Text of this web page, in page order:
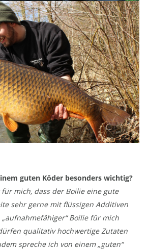
guten Köder besonders wichtig?
mich, dass der Boilie eine gute
sehr gerne mit flüssigen Additiven
Boilie für mich
qualitativ hochwertige Zutaten
spreche ich von einem „guten“